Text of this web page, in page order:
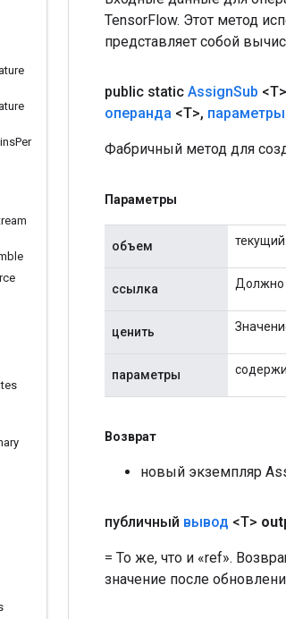
Per
TensorFlow. Этот метод
представляет собой
public static AssignSub <T>
операнда <T>, параметры
Фабричный метод для
Параметры
объем
ссылка Должно
ценить
параметры
Возврат
новый экземпляр
публичный вывод <T>
= То же, что и «ref».
значение после